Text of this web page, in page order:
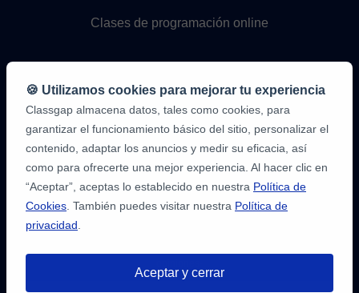
Clases de programación online
9,6/10
1.339.284
opiniones
verificadas.com
🍪 Utilizamos cookies para mejorar tu experiencia
Classgap almacena datos, tales como cookies, para
garantizar el funcionamiento básico del sitio, personalizar el
contenido, adaptar los anuncios y medir su eficacia, así
como para ofrecerte una mejor experiencia. Al hacer clic en
“Aceptar”, aceptas lo establecido en nuestra Política de
Cookies . También puedes visitar nuestra Política de
privacidad
Aceptar y cerrar